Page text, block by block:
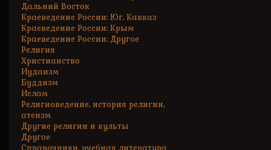
Дальний Восток
Краеведение России: Юг, Кавказ
Краеведение России: Крым
Краеведение России: Другое
Религия
Христианство
Иудаизм
Буддизм
Ислам
Религиоведение, история религии,
атеизм
Другие религии и культы
Другое
Справочники, учебная литература